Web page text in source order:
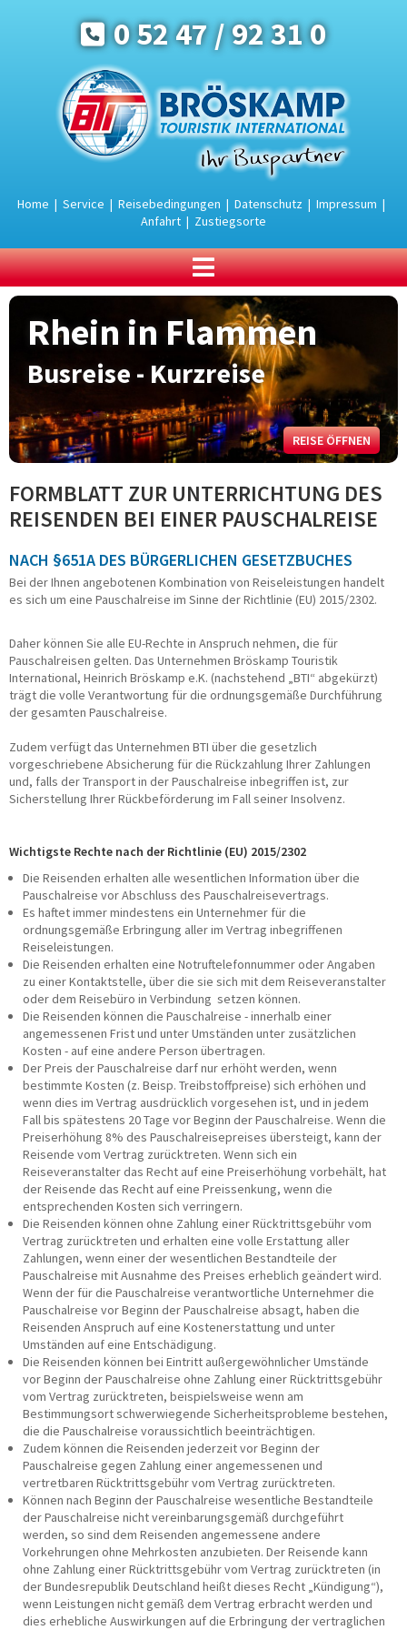
0 52 47 / 92 31 0
Home | Service | Reisebedingungen | Datenschutz| Impressum |
Anfahrt | Zustiegsorte
BUSREISEN
Urlaub an der Ostsee
Urlaub in den Bergen
Urlaubsreisen
Rundreisen
Fahrradreisen
Städtereisen
Schiffsreisen
Musicals - Shows
Tagesfahrten
Adventsreisen
Festtagsreisen
Mietbus-Anfrage
FUHRPARK
Reise-/Fernreisebusse
Doppelstockbusse
Linien-/ Transferbusse
Kleinbusse/Bulli
Impressionen
ÜBER UNS
Büroteam
Busfahrerinnen und Busfahrer
Geschäftsführung
Werkstatt
Reisesicherheit
Historie
Nachhaltigkeit
Stellenangebote
KONTAKT
Katalogbestellung
Gutscheinbestellung
Fundsachen
WhatsApp
REISE ÖFFNEN
Rhein in Flammen
Busreise - Kurzreise
FORMBLATT ZUR UNTERRICHTUNG DES
REISENDEN BEI EINER PAUSCHALREISE
NACH §651A DES BÜRGERLICHEN GESETZBUCHES
Bei der Ihnen angebotenen Kombination von Reiseleistungen handelt
es sich um eine Pauschalreise im Sinne der Richtlinie (EU) 2015/2302.
Daher können Sie alle EU-Rechte in Anspruch nehmen, die für
Pauschalreisen gelten. Das Unternehmen Bröskamp Touristik
International, Heinrich Bröskamp e.K. (nachstehend „BTI“ abgekürzt)
trägt die volle Verantwortung für die ordnungsgemäße Durchführung
der gesamten Pauschalreise.
Zudem verfügt das Unternehmen BTI über die gesetzlich
vorgeschriebene Absicherung für die Rückzahlung Ihrer Zahlungen
und, falls der Transport in der Pauschalreise inbegriffen ist, zur
Sicherstellung Ihrer Rückbeförderung im Fall seiner Insolvenz.
Wichtigste Rechte nach der Richtlinie (EU) 2015/2302
Die Reisenden erhalten alle wesentlichen Information über die
Pauschalreise vor Abschluss des Pauschalreisevertrags.
Es haftet immer mindestens ein Unternehmer für die
ordnungsgemäße Erbringung aller im Vertrag inbegriffenen
Reiseleistungen.
Die Reisenden erhalten eine Notruftelefonnummer oder Angaben
zu einer Kontaktstelle, über die sie sich mit dem Reiseveranstalter
oder dem Reisebüro in Verbindung setzen können.
Die Reisenden können die Pauschalreise - innerhalb einer
angemessenen Frist und unter Umständen unter zusätzlichen
Kosten - auf eine andere Person übertragen.
Der Preis der Pauschalreise darf nur erhöht werden, wenn
bestimmte Kosten (z. Beisp. Treibstoffpreise) sich erhöhen und
wenn dies im Vertrag ausdrücklich vorgesehen ist, und in jedem
Fall bis spätestens 20 Tage vor Beginn der Pauschalreise. Wenn die
Preiserhöhung 8% des Pauschalreisepreises übersteigt, kann der
Reisende vom Vertrag zurücktreten. Wenn sich ein
Reiseveranstalter das Recht auf eine Preiserhöhung vorbehält, hat
der Reisende das Recht auf eine Preissenkung, wenn die
entsprechenden Kosten sich verringern.
Die Reisenden können ohne Zahlung einer Rücktrittsgebühr vom
Vertrag zurücktreten und erhalten eine volle Erstattung aller
Zahlungen, wenn einer der wesentlichen Bestandteile der
Pauschalreise mit Ausnahme des Preises erheblich geändert wird.
Wenn der für die Pauschalreise verantwortliche Unternehmer die
Pauschalreise vor Beginn der Pauschalreise absagt, haben die
Reisenden Anspruch auf eine Kostenerstattung und unter
Umständen auf eine Entschädigung.
Die Reisenden können bei Eintritt außergewöhnlicher Umstände
vor Beginn der Pauschalreise ohne Zahlung einer Rücktrittsgebühr
vom Vertrag zurücktreten, beispielsweise wenn am
Bestimmungsort schwerwiegende Sicherheitsprobleme bestehen,
die die Pauschalreise voraussichtlich beeinträchtigen.
Zudem können die Reisenden jederzeit vor Beginn der
Pauschalreise gegen Zahlung einer angemessenen und
vertretbaren Rücktrittsgebühr vom Vertrag zurücktreten.
Können nach Beginn der Pauschalreise wesentliche Bestandteile
der Pauschalreise nicht vereinbarungsgemäß durchgeführt
werden, so sind dem Reisenden angemessene andere
Vorkehrungen ohne Mehrkosten anzubieten. Der Reisende kann
ohne Zahlung einer Rücktrittsgebühr vom Vertrag zurücktreten (in
der Bundesrepublik Deutschland heißt dieses Recht „Kündigung“),
wenn Leistungen nicht gemäß dem Vertrag erbracht werden und
dies erhebliche Auswirkungen auf die Erbringung der vertraglichen